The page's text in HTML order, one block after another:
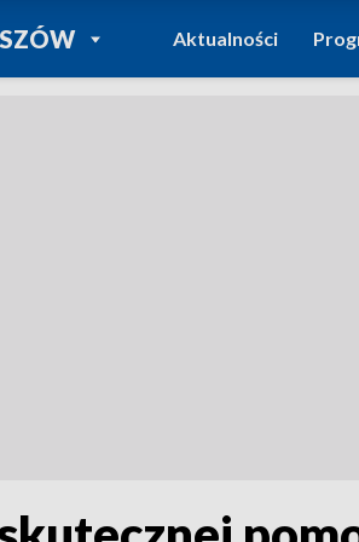
POWRÓT DO
TVP REGIONY
Aktualności